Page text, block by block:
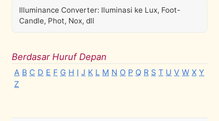
Illuminance Converter: Iluminasi ke Lux, Foot-
Candle, Phot, Nox, dll
Berdasar Huruf Depan
A B C D E F G H I J K L M N O P Q R S T U V W X Y
Z